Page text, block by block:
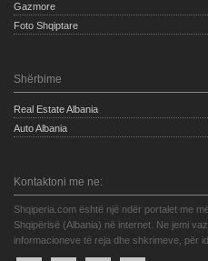
Gazmore
Foto Shqiptare
Shërbime
Real Estate Albania
Auto Albania
Kontaktoni me ne:
Shqiperia.com është një ndër portalet me
Shqipërisë (Albania) në internet. Ne jemi
informacioneve të reja dhe shkrimeve, për